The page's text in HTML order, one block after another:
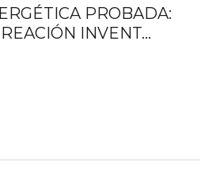
PROBADA:
INVENT...